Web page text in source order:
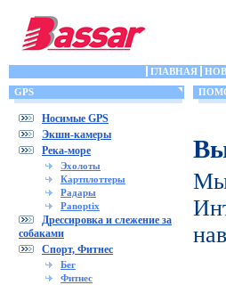
ГЛАВНАЯ
GPS
Носимые GPS
Экшн-камеры
Река-море
Эхолоты
Картплоттеры
Радары
Panoptix
Дрессировка и слежение за
собаками
Спорт, Фитнес
Бег
Фитнес
Мы